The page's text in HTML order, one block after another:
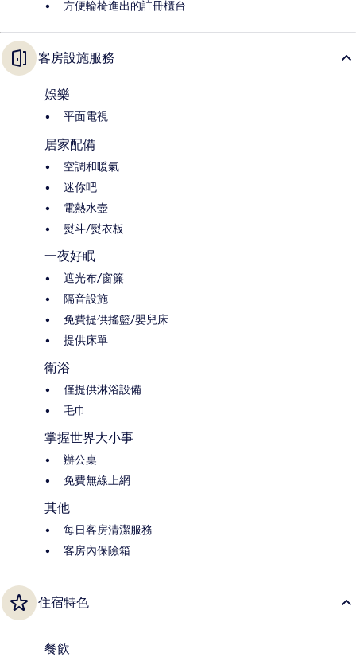
方便輪椅進出的註冊櫃台
客房設施服務
娛樂
平面電視
居家配備
空調和暖氣
迷你吧
電熱水壺
熨斗/熨衣板
一夜好眠
遮光布/窗簾
隔音設施
免費提供搖籃/嬰兒床
提供床單
衛浴
僅提供淋浴設備
毛巾
掌握世界大小事
辦公桌
免費無線上網
其他
每日客房清潔服務
客房內保險箱
住宿特色
餐飲